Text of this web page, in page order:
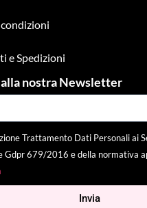
e Spedizioni
nostra Newsletter
Trattamento Dati Personali ai
Gdpr 679/2016 e della normativa
Invia